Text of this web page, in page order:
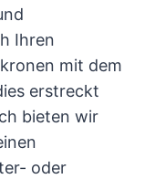
Ihren
mit dem
erstreckt
bieten wir
oder